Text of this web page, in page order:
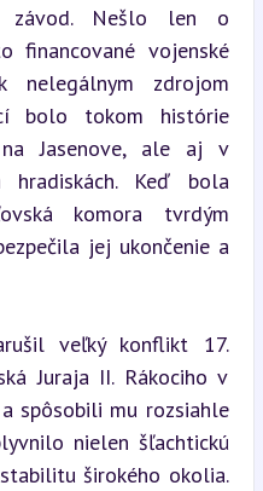
závod. Nešlo len o
financované vojenské
zdrojom
bolo tokom histórie
Jasenove, ale aj v
Keď bola
komora tvrdým
jej ukončenie a
veľký konflikt 17.
Juraja II. Rákociho v
spôsobili mu rozsiahle
nielen šľachtickú
širokého okolia.